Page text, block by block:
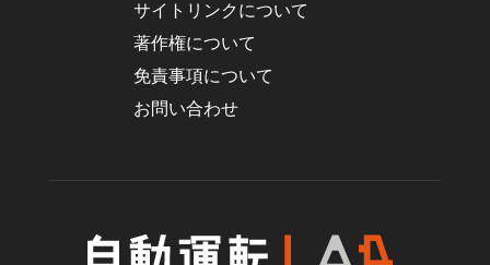
サイトリンクについて
著作権について
免責事項について
お問い合わせ